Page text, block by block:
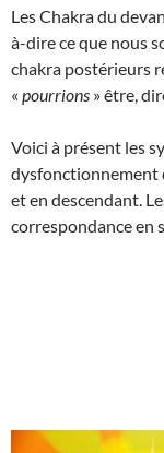
Les Chakra du
à-dire ce que nous
chakra postérieurs
« pourrions » être,
Voici à présent les
dysfonctionnement
et en descendant.
correspondance en